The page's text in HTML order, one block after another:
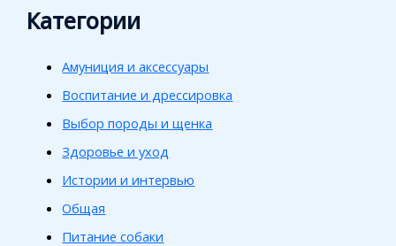
Категории
Амуниция и аксессуары
Воспитание и дрессировка
Выбор породы и щенка
Здоровье и уход
Истории и интервью
Общая
Питание собаки